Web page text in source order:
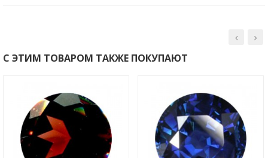
С ЭТИМ ТОВАРОМ ТАКЖЕ ПОКУПАЮТ